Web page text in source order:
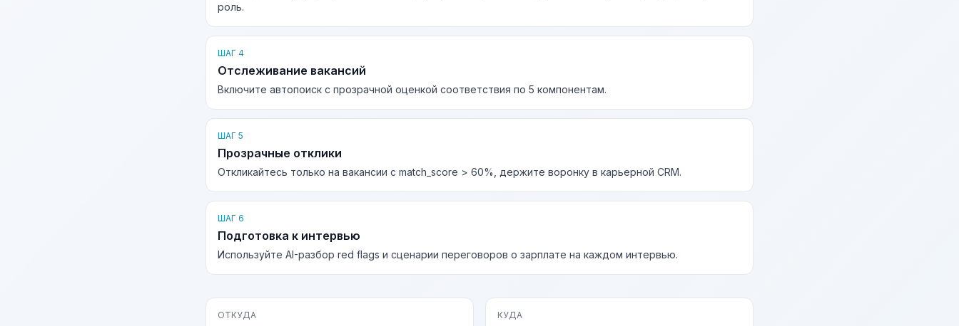
роль.
ШАГ 4
Отслеживание вакансий
Включите автопоиск с прозрачной оценкой соответствия по 5 компонентам.
ШАГ 5
Прозрачные отклики
Откликайтесь только на вакансии с match_score > 60%, держите воронку в карьерной CRM.
ШАГ 6
Подготовка к интервью
Используйте AI-разбор red flags и сценарии переговоров о зарплате на каждом интервью.
ОТКУДА КУДА